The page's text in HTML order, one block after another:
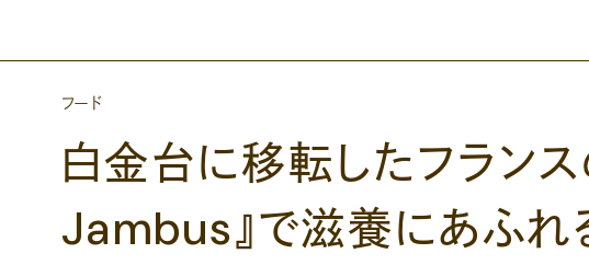
フード
白金台に移転したフラン
Jambus』で滋養にあふれ